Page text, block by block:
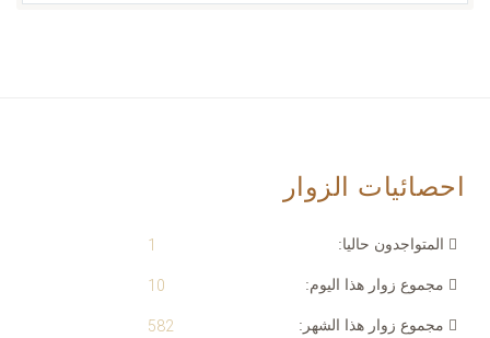
احصائيات الزوار
المتواجدون حاليا: 1
مجموع زوار هذا اليوم: 10
مجموع زوار هذا الشهر: 582